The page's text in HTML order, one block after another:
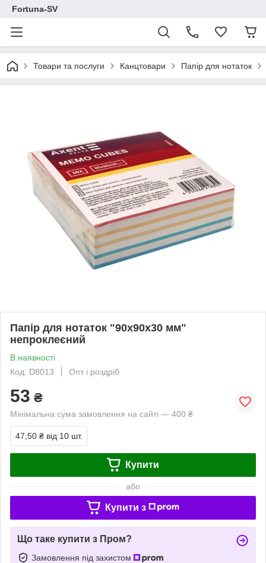
Fortuna-SV
Товари та послуги Канцтовари Папір для нотаток
Папір для нотаток "90х90х30 мм"
непроклеєний
В наявності
Код: D8013
Опт і роздріб
53 ₴
Мінімальна сума замовлення на сайті — 400 ₴
47,50 ₴ від 10 шт.
Купити
або
Купити з
Що таке купити з Пром?
Замовлення під захистом